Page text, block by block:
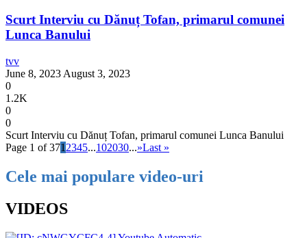
Scurt Interviu cu Dănuț Tofan, primarul comunei
Lunca Banului
tvv
June 8, 2023 August 3, 2023
0
1.2K
0
0
Scurt Interviu cu Dănuț Tofan, primarul comunei Lunca Banului
Page 1 of 371 2345...102030...»Last »
Cele mai populare video-uri
VIDEOS